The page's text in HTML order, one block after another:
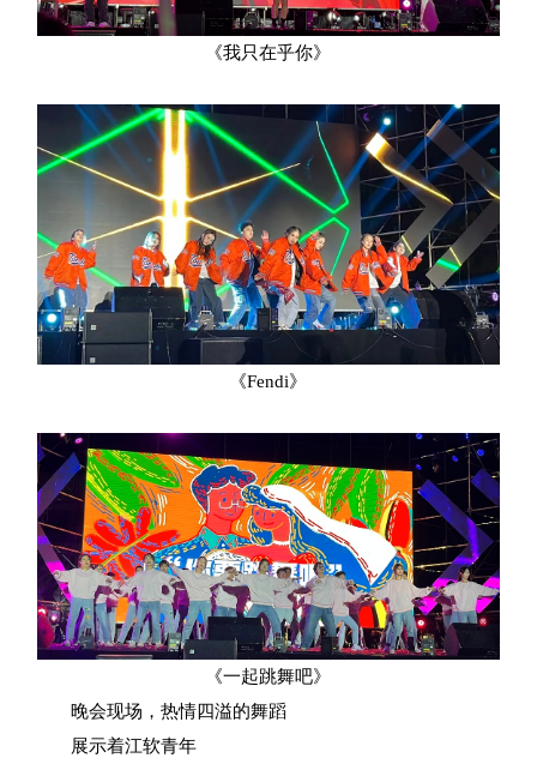
《我只在乎你》
《Fendi》
《一起跳舞吧》
晚会现场，热情四溢的舞蹈
展示着江软青年